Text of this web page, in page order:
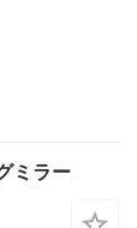
ミラー